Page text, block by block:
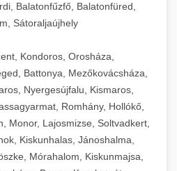
Balatonfűzfő, Balatonfüred,
Sátoraljaújhely
Kondoros, Orosháza,
Battonya, Mezőkovácsháza,
Nyergesújfalu, Kismaros,
Romhány, Hollókő,
Monor, Lajosmizse, Soltvadkert,
Kiskunhalas, Jánoshalma,
Mórahalom, Kiskunmajsa,